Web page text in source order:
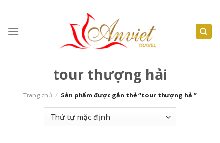
content
tour thượng hải
Trang chủ / Sản phẩm được gắn thẻ “tour thượng hải”